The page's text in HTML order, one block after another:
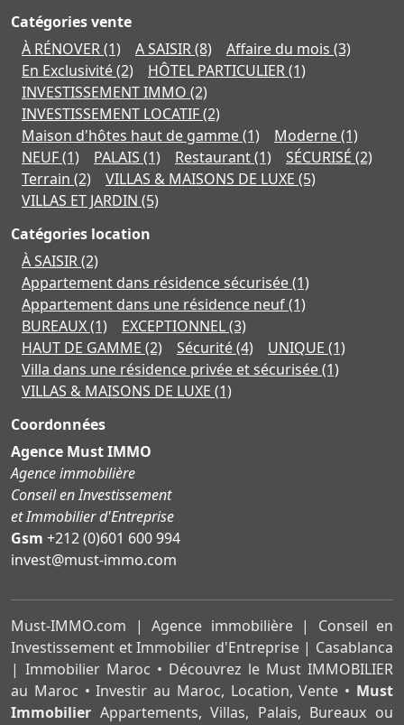
Catégories vente
À RÉNOVER(1) A SAISIR(8) Affaire du mois (3)
En Exclusivité(2) HÔTEL PARTICULIER(1)
INVESTISSEMENT IMMO (2)
INVESTISSEMENT LOCATIF(2)
Maison d'hôtes haut de gamme(1) Moderne(1)
NEUF(1) PALAIS (1) Restaurant(1) SÉCURISÉ (2)
Terrain (2) VILLAS & MAISONS DE LUXE (5)
VILLAS ET JARDIN (5)
Catégories location
À SAISIR(2)
Appartement dans résidence sécurisée(1)
Appartement dans une résidence neuf(1)
BUREAUX(1) EXCEPTIONNEL(3)
HAUT DE GAMME (2) Sécurité(4) UNIQUE (1)
Villa dans une résidence privée et sécurisée(1)
VILLAS & MAISONS DE LUXE (1)
Coordonnées
Agence Must IMMO
Agence immobilière
Conseil en Investissement
et Immobilier d'Entreprise
Gsm +212 (0)601 600 994
moc.ommi-tsum@tsevni
Must-IMMO.com | Agence immobilière | Conseil en
Investissement et Immobilier d'Entreprise | Casablanca
| Immobilier Maroc • Découvrez le Must IMMOBILIER
au Maroc • Investir au Maroc, Location, Vente • Must
Immobilier Appartements, Villas, Palais, Bureaux ou